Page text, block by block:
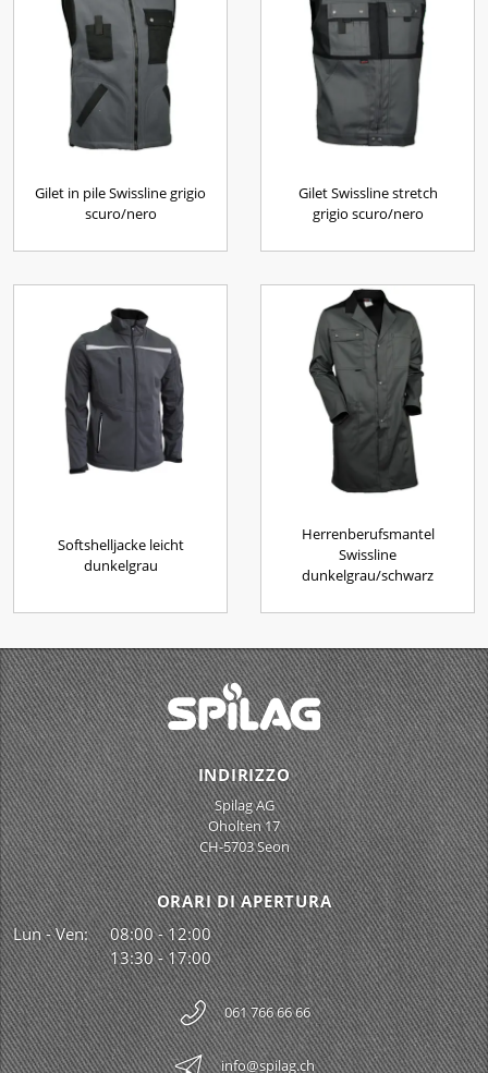
Gilet in pile Swissline grigio
scuro/nero
Gilet Swissline stretch
grigio scuro/nero
Softshelljacke leicht
dunkelgrau
Herrenberufsmantel
Swissline
dunkelgrau/schwarz
INDIRIZZO
Spilag AG
Oholten 17
CH-5703 Seon
ORARI DI APERTURA
Lun - Ven:
08:00 - 12:00
13:30 - 17:00
061 766 66 66
info@spilag.ch